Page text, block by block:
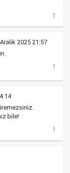
2025 21:57
bile!